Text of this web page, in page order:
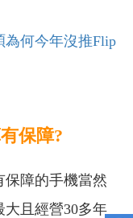
為何今年沒推Flip
保障?
保障的手機當然
大且經營30多年